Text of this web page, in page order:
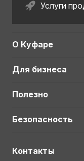
Услуги
О Куфаре
Для бизнеса
Полезно
Безопасность
Контакты